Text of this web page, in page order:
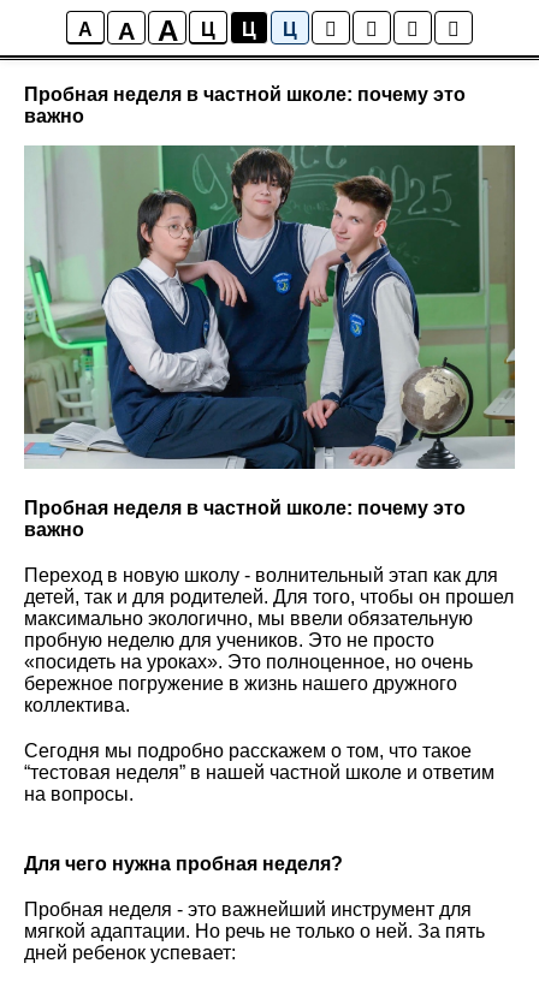
A A A Ц Ц Ц
Блог
Пробная неделя в частной школе: почему это
важно
Пробная неделя в частной школе: почему это
важно
Переход в новую школу - волнительный этап как для
детей, так и для родителей. Для того, чтобы он прошел
максимально экологично, мы ввели обязательную
пробную неделю для учеников. Это не просто
«посидеть на уроках». Это полноценное, но очень
бережное погружение в жизнь нашего дружного
коллектива.
Сегодня мы подробно расскажем о том, что такое
“тестовая неделя” в нашей частной школе и ответим
на вопросы.
Для чего нужна пробная неделя?
Пробная неделя - это важнейший инструмент для
мягкой адаптации. Но речь не только о ней. За пять
дней ребенок успевает: